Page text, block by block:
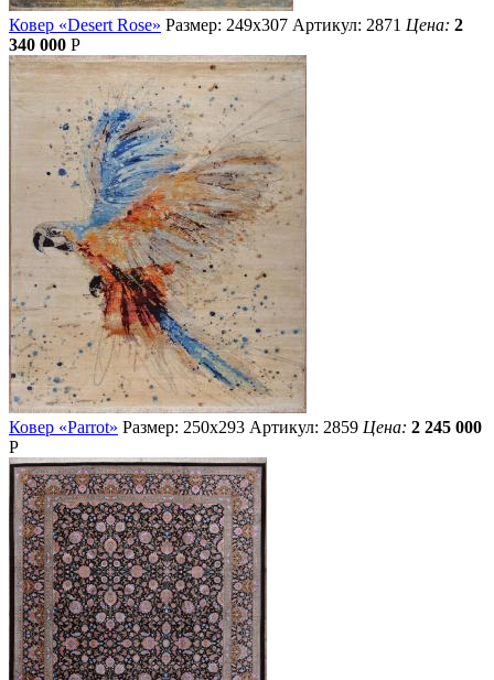
Ковер «Desert Rose» Размер: 249х307 Артикул: 2871 Цена: 2
340 000 Р
Ковер «Parrot» Размер: 250х293 Артикул: 2859 Цена: 2 245 000
Р